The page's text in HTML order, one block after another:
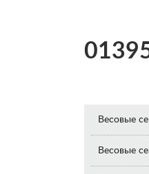
Весовые
Весовые